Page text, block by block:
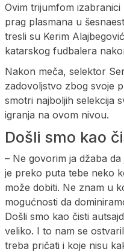
Ovim trijumfom
prag plasmana u
tresli su Kerim
katarskog fudbalera
Nakon meča, selektor
zadovoljstvo zbog svoje
smotri najboljih selekcija
igranja na ovom nivou.
Došli smo kao
– Ne govorim ja džaba
je preko puta tebe neko
može dobiti. Ne znam u
mogućnosti da
Došli smo kao čisti
veliko. I to nam se
treba pričati i koje nisu